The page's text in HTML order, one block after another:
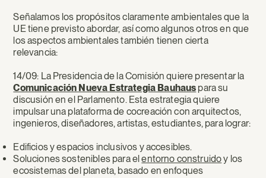
Señalamos los propósitos claramente ambientales que la
UE tiene previsto abordar, así como algunos otros en que
los aspectos ambientales también tienen cierta
relevancia:
14/09: La Presidencia de la Comisión quiere presentar la
Comunicación Nueva Estrategia Bauhaus para su
discusión en el Parlamento. Esta estrategia quiere
impulsar una plataforma de cocreación con arquitectos,
ingenieros, diseñadores, artistas, estudiantes, para lograr:
Edificios y espacios inclusivos y accesibles.
Soluciones sostenibles para elentorno construidoy los
ecosistemas del planeta, basado en enfoques